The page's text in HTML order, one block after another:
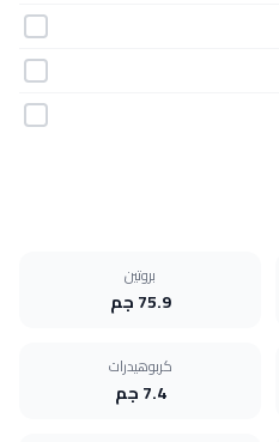
بروتين
75.9 جم
كربوهيدرات
7.4 جم